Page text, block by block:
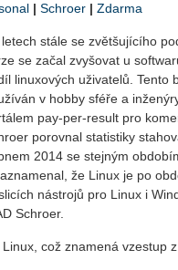
| Schroer | Zdarma
letech stále se zvětšujícího
se začal zvyšovat u
linuxových uživatelů. Tento
v hobby sféře a
pay-per-result pro
porovnal statistiky
2014 se stejným
že Linux je po
nástrojů pro Linux i
Schroer.
což znamená vzestup